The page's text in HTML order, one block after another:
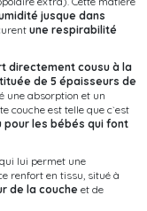
jusque dans
une respirabilité
directement cousu à la
de 5 épaisseurs de
une absorption et un
couche est telle que c`est
pour les bébés qui font
qui lui permet une
ce renfort en tissu, situé à
de la couche et de